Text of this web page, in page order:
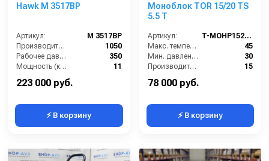
Hawk M 3517BP
Артикул:
M 3517BP
Производительность (л/ч):
1050
Рабочее давление (бар):
350
Мощность (кВт):
11
223 000 руб.
⚡ В корзину
Моноблок TOR 15/20 TS
5.5 T
Артикул:
T-MOHP1520R
Макс. температура воды (°C):
45
Мин. давление (бар):
30
Производительность (л/мин):
15
78 000 руб.
⚡ В корзину